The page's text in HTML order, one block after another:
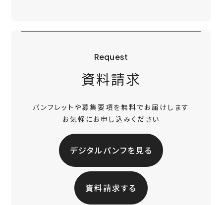
Request
資料請求
パンフレットや募集要項を無料でお届けします
お気軽にお申し込みください
デジタルパンフを見る
資料請求する